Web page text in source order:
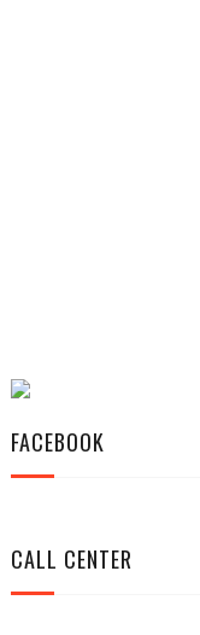
FACEBOOK
CALL CENTER